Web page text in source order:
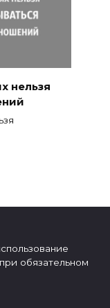
нельзя
обязательном